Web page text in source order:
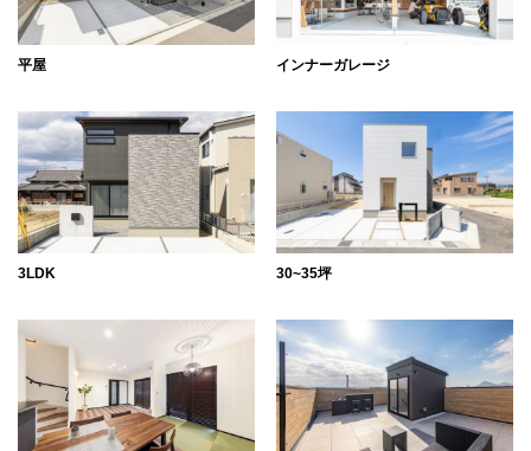
平屋 インナーガレージ
3LDK 30~35坪